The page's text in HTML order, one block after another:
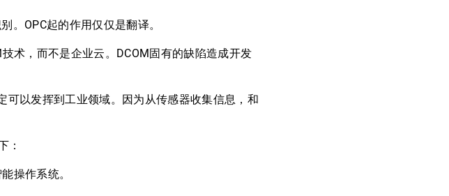
OPC起的作用仅仅是翻译。
，而不是企业云。DCOM固有的缺陷造成开发
以发挥到工业领域。因为从传感器收集信息，和
：
操作系统。